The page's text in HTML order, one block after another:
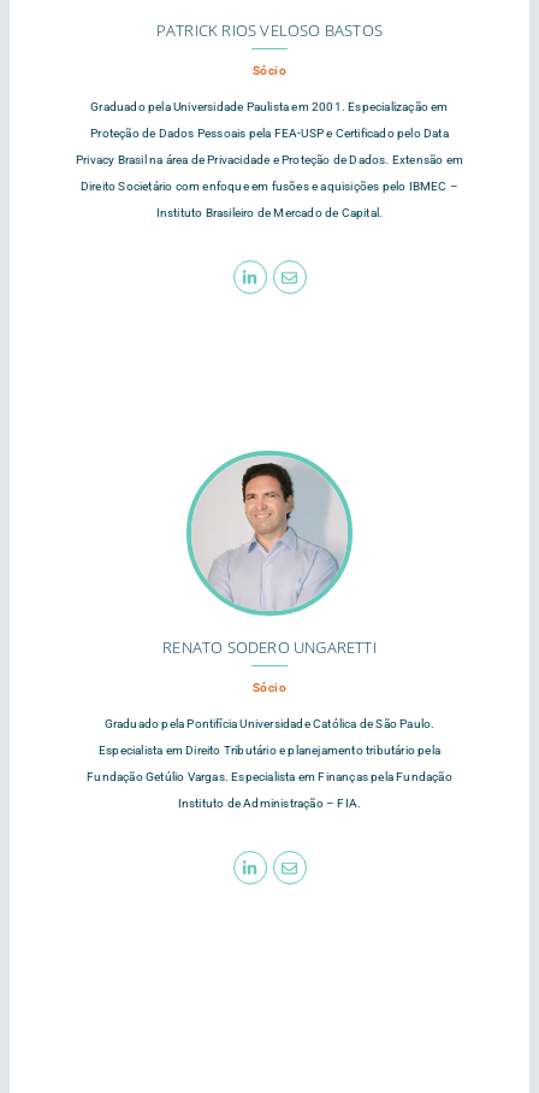
PATRICK RIOS VELOSO BASTOS
Sócio
Graduado pela Universidade Paulista em 2001. Especialização em
Proteção de Dados Pessoais pela FEA-USP e Certificado pelo Data
Privacy Brasil na área de Privacidade e Proteção de Dados. Extensão em
Direito Societário com enfoque em fusões e aquisições pelo IBMEC –
Instituto Brasileiro de Mercado de Capital.
RENATO SODERO UNGARETTI
Sócio
Graduado pela Pontifícia Universidade Católica de São Paulo.
Especialista em Direito Tributário e planejamento tributário pela
Fundação Getúlio Vargas. Especialista em Finanças pela Fundação
Instituto de Administração – FIA.